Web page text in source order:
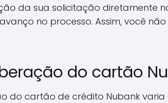
da sua solicitação diretamente
no processo. Assim, você
do cartão
do cartão de crédito Nubank varia